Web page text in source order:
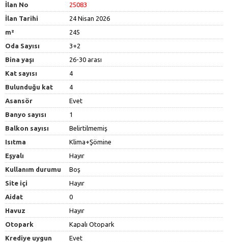
İlan No
25083
İlan Tarihi
24 Nisan 2026
m²
245
Oda Sayısı
3+2
Bina yaşı
26-30 arası
Kat sayısı
4
Bulunduğu kat
4
Asansör
Evet
Banyo sayısı
1
Balkon sayısı
Belirtilmemiş
Isıtma
Klima+Şömine
Eşyalı
Hayır
Kullanım durumu
Boş
Site içi
Hayır
Aidat
0
Havuz
Hayır
Otopark
Kapalı Otopark
Krediye uygun
Evet